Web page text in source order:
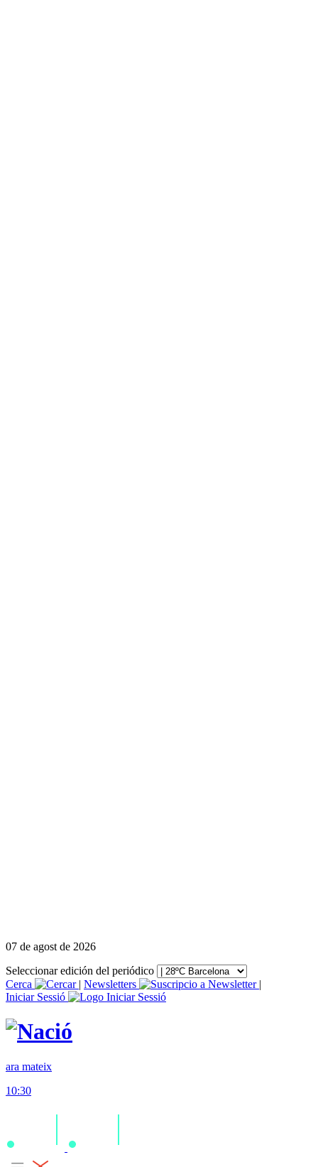
07 de agost de 2026
Seleccionar edición del periódico
Cerca
| Newsletters
|
Iniciar Sessió
ara mateix
10:30